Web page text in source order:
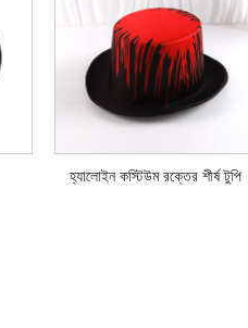
হ্যালোইন কস্টিউম রক্তের শীর্ষ টুপি